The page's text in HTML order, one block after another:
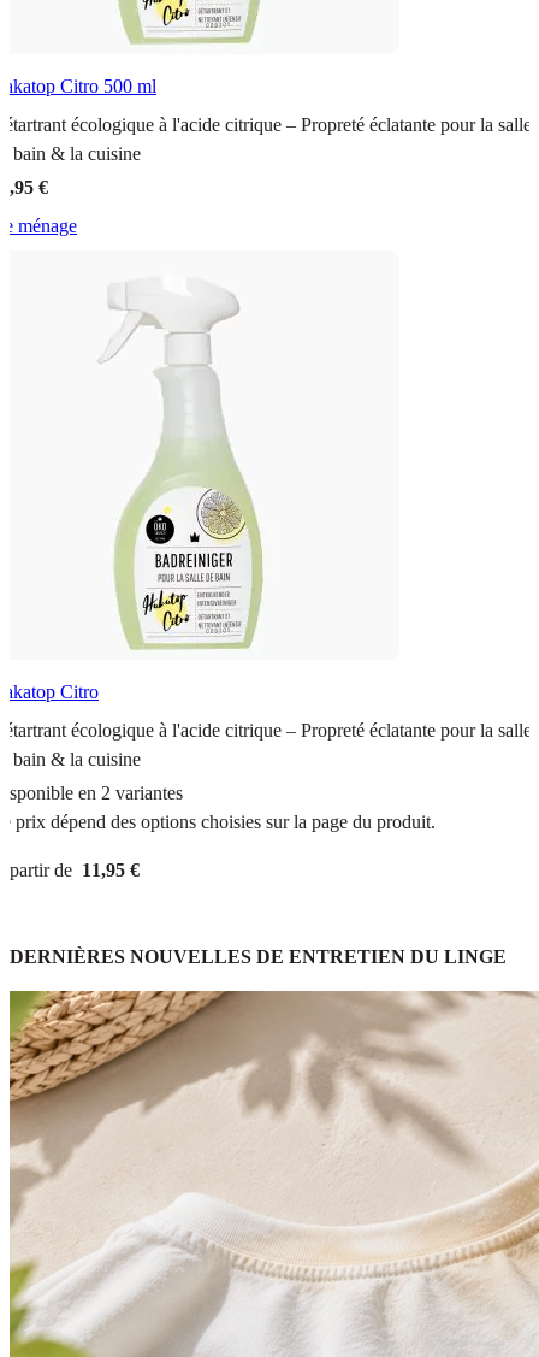
Citro 500 ml
écologique à l'acide citrique – Propreté éclatante pour la salle
bain & la cuisine
€
le ménage
Citro
écologique à l'acide citrique – Propreté éclatante pour la salle
bain & la cuisine
en 2 variantes
prix dépend des options choisies sur la page du produit.
partir de 11,95 €
DERNIÈRES NOUVELLES DE ENTRETIEN DU LINGE